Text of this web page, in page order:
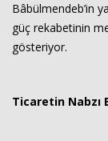
Bâbülmendeb’in
güç rekabetinin
gösteriyor.
Ticaretin Nabzı